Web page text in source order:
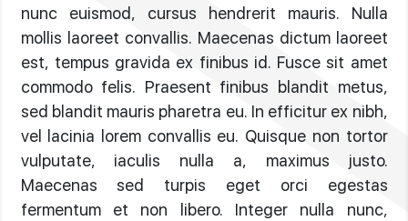
nunc euismod, cursus hendrerit mauris. Nulla
mollis laoreet convallis. Maecenas dictum laoreet
est, tempus gravida ex finibus id. Fusce sit amet
commodo felis. Praesent finibus blandit metus,
sed blandit mauris pharetra eu. In efficitur ex nibh,
vel lacinia lorem convallis eu. Quisque non tortor
vulputate, iaculis nulla a, maximus justo.
Maecenas sed turpis eget orci egestas
fermentum et non libero. Integer nulla nunc,